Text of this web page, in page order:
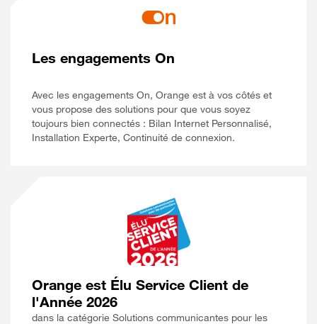
Les engagements On
Avec les engagements On, Orange est à vos côtés et
vous propose des solutions pour que vous soyez
toujours bien connectés : Bilan Internet Personnalisé,
Installation Experte, Continuité de connexion.
Orange est Élu Service Client de
l'Année 2026
dans la catégorie Solutions communicantes pour les